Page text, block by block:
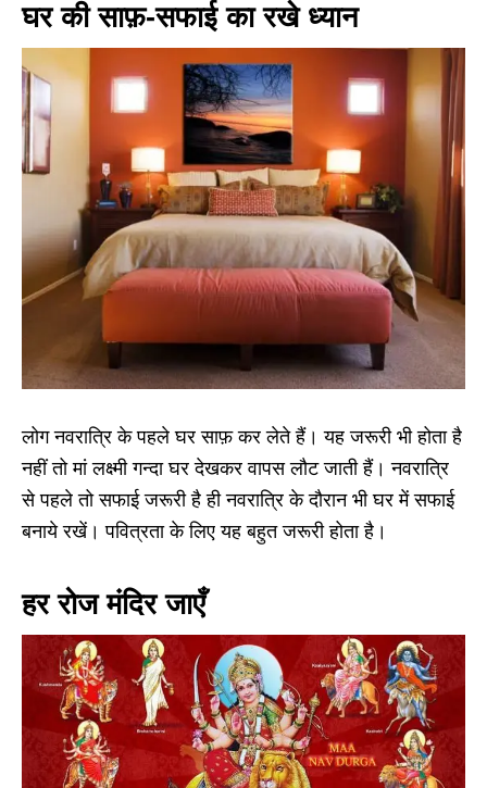
घर की साफ़-सफाई का रखे ध्यान
लोग नवरात्रि के पहले घर साफ़ कर लेते हैं। यह जरूरी भी होता है
नहीं तो मां लक्ष्मी गन्दा घर देखकर वापस लौट जाती हैं। नवरात्रि
से पहले तो सफाई जरूरी है ही नवरात्रि के दौरान भी घर में सफाई
बनाये रखें। पवित्रता के लिए यह बहुत जरूरी होता है।
हर रोज मंदिर जाएँ